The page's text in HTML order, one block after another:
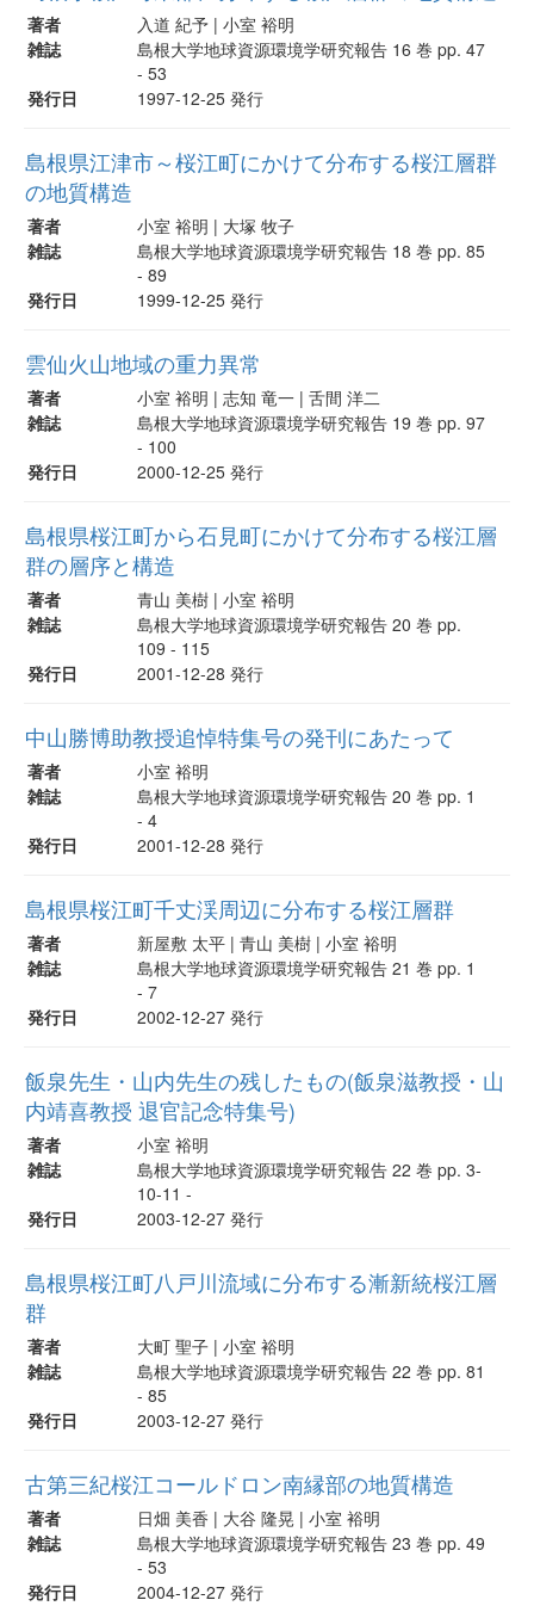
著者
入道 紀予 | 小室 裕明
雑誌
島根大学地球資源環境学研究報告 16 巻 pp. 47
- 53
発行日
1997-12-25 発行
島根県江津市～桜江町にかけて分布する桜江層群
の地質構造
著者
小室 裕明 | 大塚 牧子
雑誌
島根大学地球資源環境学研究報告 18 巻 pp. 85
- 89
発行日
1999-12-25 発行
雲仙火山地域の重力異常
著者
小室 裕明 | 志知 竜一 | 舌間 洋二
雑誌
島根大学地球資源環境学研究報告 19 巻 pp. 97
- 100
発行日
2000-12-25 発行
島根県桜江町から石見町にかけて分布する桜江層
群の層序と構造
著者
青山 美樹 | 小室 裕明
雑誌
島根大学地球資源環境学研究報告 20 巻 pp.
109 - 115
発行日
2001-12-28 発行
中山勝博助教授追悼特集号の発刊にあたって
著者
小室 裕明
雑誌
島根大学地球資源環境学研究報告 20 巻 pp. 1
- 4
発行日
2001-12-28 発行
島根県桜江町千丈渓周辺に分布する桜江層群
著者
新屋敷 太平 | 青山 美樹 | 小室 裕明
雑誌
島根大学地球資源環境学研究報告 21 巻 pp. 1
- 7
発行日
2002-12-27 発行
飯泉先生・山内先生の残したもの(飯泉滋教授・山
内靖喜教授 退官記念特集号)
著者
小室 裕明
雑誌
島根大学地球資源環境学研究報告 22 巻 pp. 3-
10-11 -
発行日
2003-12-27 発行
島根県桜江町八戸川流域に分布する漸新統桜江層
群
著者
大町 聖子 | 小室 裕明
雑誌
島根大学地球資源環境学研究報告 22 巻 pp. 81
- 85
発行日
2003-12-27 発行
古第三紀桜江コールドロン南縁部の地質構造
著者
日畑 美香 | 大谷 隆晃 | 小室 裕明
雑誌
島根大学地球資源環境学研究報告 23 巻 pp. 49
- 53
発行日
2004-12-27 発行